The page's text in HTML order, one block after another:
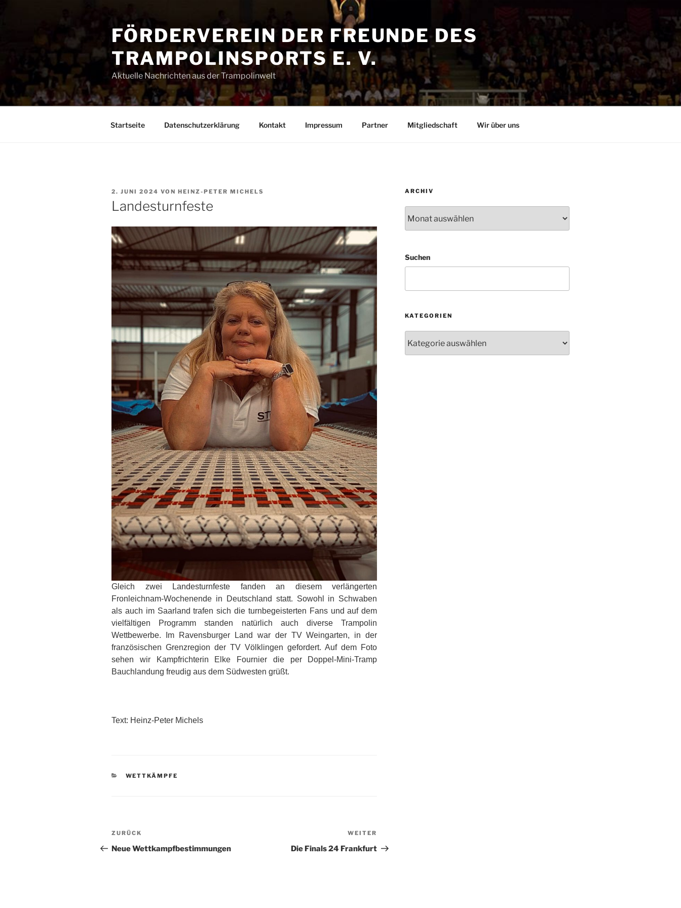
FÖRDERVEREIN DER FREUNDE DES
TRAMPOLINSPORTS E. V.
Aktuelle Nachrichten aus der Trampolinwelt
Startseite Datenschutzerklärung Kontakt Impressum Partner Mitgliedschaft Wir über uns
VERÖFFENTLICHT
AM
2. JUNI 2024 VON HEINZ-PETER MICHELS
Landesturnfeste
Gleich zwei Landesturnfeste fanden an diesem verlängerten
Fronleichnam-Wochenende in Deutschland statt. Sowohl in Schwaben
als auch im Saarland trafen sich die turnbegeisterten Fans und auf dem
vielfältigen Programm standen natürlich auch diverse Trampolin
Wettbewerbe. Im Ravensburger Land war der TV Weingarten, in der
französischen Grenzregion der TV Völklingen gefordert. Auf dem Foto
sehen wir Kampfrichterin Elke Fournier die per Doppel-Mini-Tramp
Bauchlandung freudig aus dem Südwesten grüßt.
Text: Heinz-Peter Michels
KATEGORIEN
WETTKÄMPFE
Beitragsnavigation
Vorheriger
Beitrag
ZURÜCK
Neue Wettkampfbestimmungen
Beitrag
WEITER
Die Finals 24 Frankfurt
ARCHIV
Suchen
KATEGORIEN